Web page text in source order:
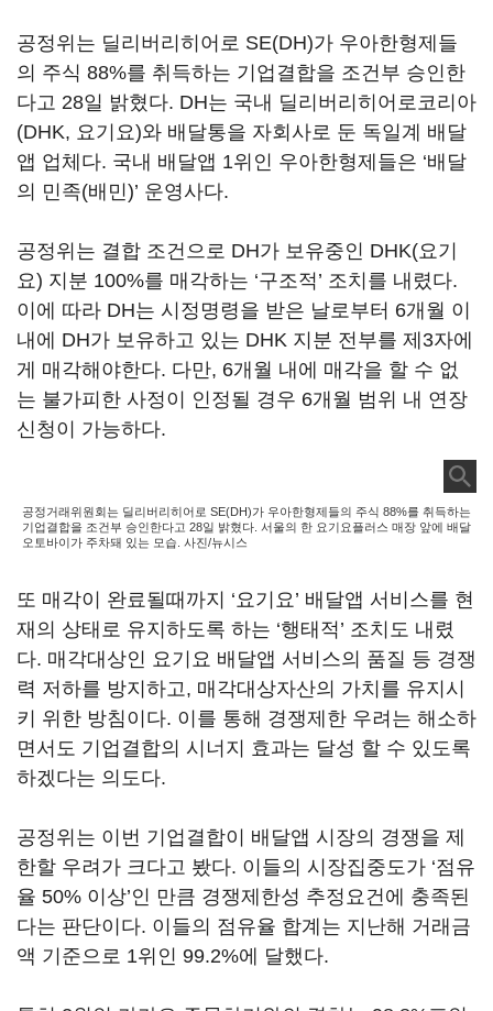
공정위는 딜리버리히어로 SE(DH)가 우아한형제들
의 주식 88%를 취득하는 기업결합을 조건부 승인한
다고 28일 밝혔다. DH는 국내 딜리버리히어로코리아
(DHK, 요기요)와 배달통을 자회사로 둔 독일계 배달
앱 업체다. 국내 배달앱 1위인 우아한형제들은 ‘배달
의 민족(배민)’ 운영사다.
공정위는 결합 조건으로 DH가 보유중인 DHK(요기
요) 지분 100%를 매각하는 ‘구조적’ 조치를 내렸다.
이에 따라 DH는 시정명령을 받은 날로부터 6개월 이
내에 DH가 보유하고 있는 DHK 지분 전부를 제3자에
게 매각해야한다. 다만, 6개월 내에 매각을 할 수 없
는 불가피한 사정이 인정될 경우 6개월 범위 내 연장
신청이 가능하다.
공정거래위원회는 딜리버리히어로 SE(DH)가 우아한형제들의 주식 88%를 취득하는
기업결합을 조건부 승인한다고 28일 밝혔다. 서울의 한 요기요플러스 매장 앞에 배달
오토바이가 주차돼 있는 모습. 사진/뉴시스
또 매각이 완료될때까지 ‘요기요’ 배달앱 서비스를 현
재의 상태로 유지하도록 하는 ‘행태적’ 조치도 내렸
다. 매각대상인 요기요 배달앱 서비스의 품질 등 경쟁
력 저하를 방지하고, 매각대상자산의 가치를 유지시
키 위한 방침이다. 이를 통해 경쟁제한 우려는 해소하
면서도 기업결합의 시너지 효과는 달성 할 수 있도록
하겠다는 의도다.
공정위는 이번 기업결합이 배달앱 시장의 경쟁을 제
한할 우려가 크다고 봤다. 이들의 시장집중도가 ‘점유
율 50% 이상’인 만큼 경쟁제한성 추정요건에 충족된
다는 판단이다. 이들의 점유율 합계는 지난해 거래금
액 기준으로 1위인 99.2%에 달했다.